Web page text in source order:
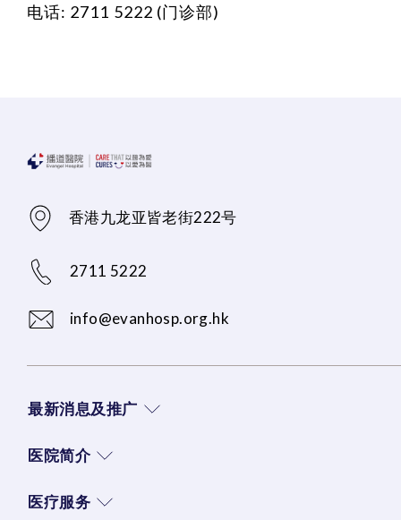
电话: 2711 5222 (门诊部)
香港九龙亚皆老街222号
2711 5222
info@evanhosp.org.hk
最新消息及推广
医院简介
医疗服务